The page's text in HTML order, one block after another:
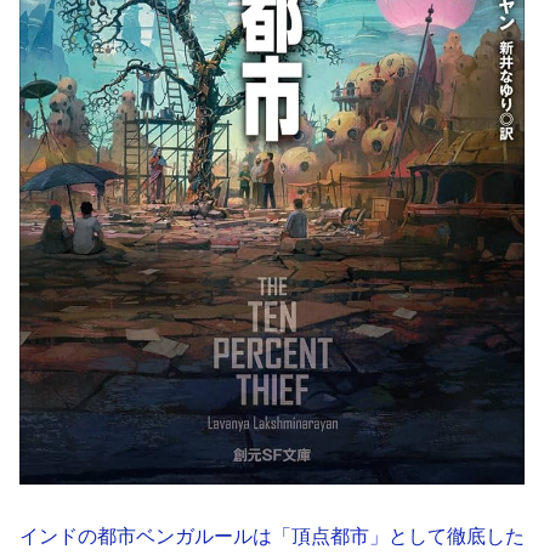
インドの都市ベンガルールは「頂点都市」として徹底した